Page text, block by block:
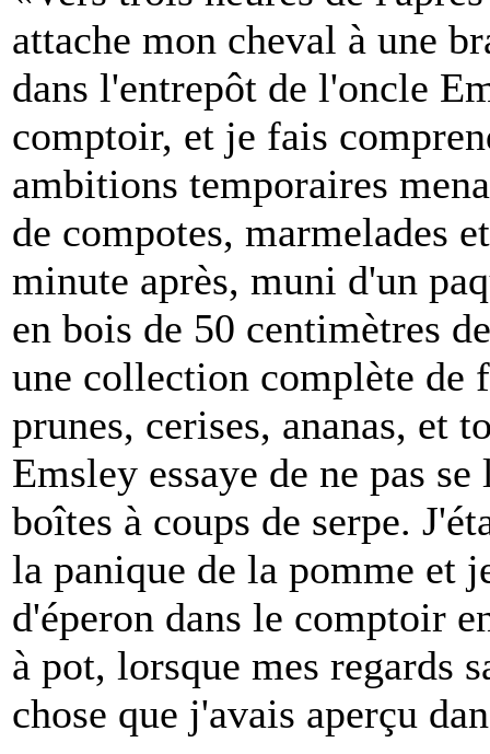
attache mon cheval à une
dans l'entrepôt de l'oncle
comptoir, et je fais
ambitions temporaires
de compotes, marmelades
minute après, muni d'un
en bois de 50 centimètres
une collection complète de
prunes, cerises, ananas, et
Emsley essaye de ne pas
boîtes à coups de serpe.
la panique de la pomme et
d'éperon dans le comptoir
à pot, lorsque mes regards
chose que j'avais aperçu